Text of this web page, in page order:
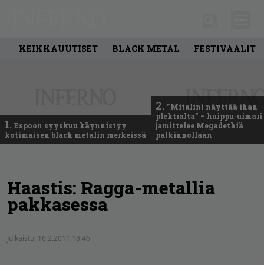
KEIKKAUUTISET BLACK METAL FESTIVAALIT
1. Espoon syyskuu käynnistyy
kotimaisen black metalin merkeissä
2. ”Mitalini näyttää ihan
plektralta” – huippu-uimari
jamittelee Megadethiä
palkinnollaan
Haastis: Ragga-metallia
pakkasessa
Julkaistu: 16.2.2011 18:46